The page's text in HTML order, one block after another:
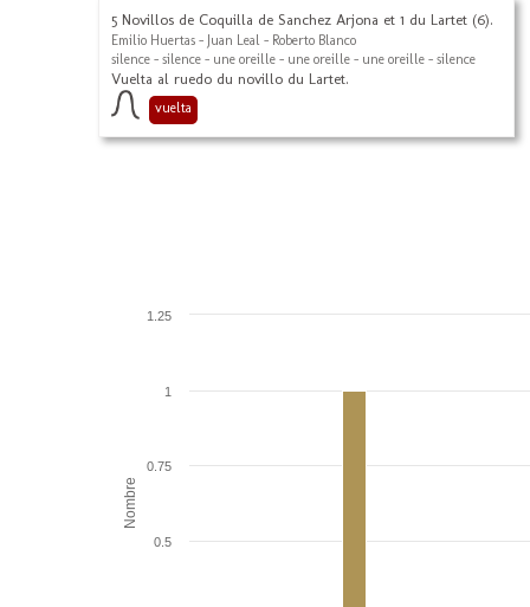
5 Novillos de Coquilla de Sanchez Arjona et 1 du Lartet (6).
Emilio Huertas - Juan Leal - Roberto Blanco
silence - silence - une oreille - une oreille - une oreille - silence
Vuelta al ruedo du novillo du Lartet.
vuelta
Nombre
0.5
0.75
1
1.25